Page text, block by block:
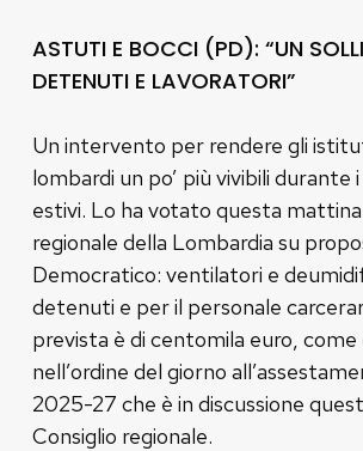
ASTUTI E BOCCI (PD): “UN
DETENUTI E LAVORATORI”
Un intervento per rendere gli
lombardi un po’ più vivibili durante
estivi. Lo ha votato questa mattina
regionale della Lombardia su
Democratico: ventilatori e
detenuti e per il personale
prevista è di centomila euro,
nell’ordine del giorno
2025-27 che è in discussione
Consiglio regionale.